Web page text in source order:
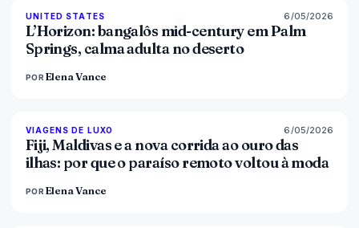
% 68
UNITED STATES 6/05/2026
L’Horizon: bangalôs mid-century em Palm
Springs, calma adulta no deserto
POR Elena Vance
% 76
VIAGENS DE LUXO 6/05/2026
Fiji, Maldivas e a nova corrida ao ouro das
ilhas: por que o paraíso remoto voltou à moda
POR Elena Vance